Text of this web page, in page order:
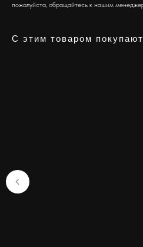
пожалуйста, обращайтесь к нашим
С этим товаром покупают